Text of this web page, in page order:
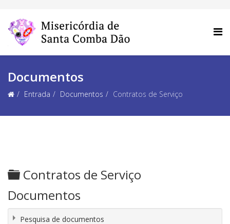
Documentos
Entrada Documentos Contratos de Serviço
Pasta
Contratos de Serviço
Documentos
Pesquisa de documentos